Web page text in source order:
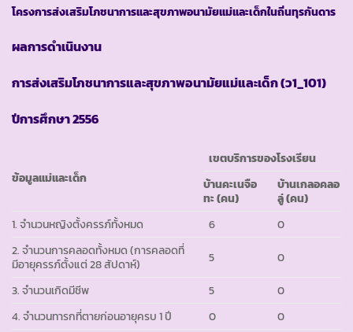
โครงการส่งเสริมโภชนาการและสุขภาพอนามัยแม่และเด็กในถิ่นทุรกันดาร
ผลการดำเนินงาน
การส่งเสริมโภชนาการและสุขภาพอนามัยแม่และเด็ก (ว1_101)
ปีการศึกษา2556
ข้อมูลแม่และเด็ก
เขตบริการของโรงเรียน
บ้านคะเนจือ
ทะ (คน)
บ้านเกลอคลอ
ลู่ (คน)
1. จำนวนหญิงตั้งครรภ์ทั้งหมด
6
0
2. จำนวนการคลอดทั้งหมด (การคลอดที่
มีอายุครรภ์ตั้งแต่ 28 สัปดาห์)
5
0
3. จำนวนเกิดมีชีพ
5
0
4. จำนวนทารกที่ตายก่อนอายุครบ 1 ปี
0
0